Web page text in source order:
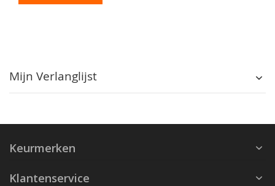
Mijn Verlanglijst
Keurmerken
Klantenservice